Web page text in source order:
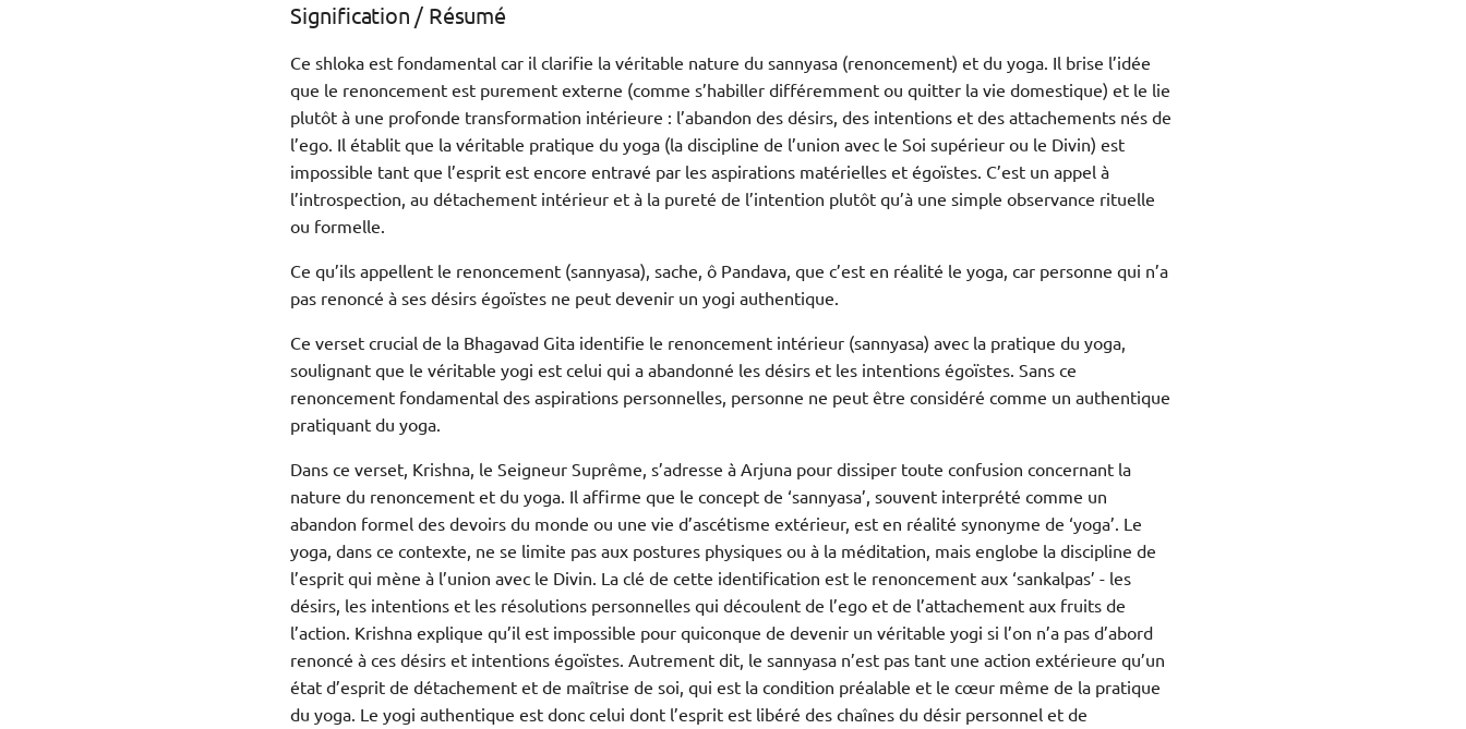
Signification / Résumé
Ce shloka est fondamental car il clarifie la véritable nature du sannyasa (renoncement) et du yoga. Il brise l’idée
que le renoncement est purement externe (comme s’habiller différemment ou quitter la vie domestique) et le lie
plutôt à une profonde transformation intérieure : l’abandon des désirs, des intentions et des attachements nés de
l’ego. Il établit que la véritable pratique du yoga (la discipline de l’union avec le Soi supérieur ou le Divin) est
impossible tant que l’esprit est encore entravé par les aspirations matérielles et égoïstes. C’est un appel à
l’introspection, au détachement intérieur et à la pureté de l’intention plutôt qu’à une simple observance rituelle
ou formelle.
Ce qu’ils appellent le renoncement (sannyasa), sache, ô Pandava, que c’est en réalité le yoga, car personne qui n’a
pas renoncé à ses désirs égoïstes ne peut devenir un yogi authentique.
Ce verset crucial de la Bhagavad Gita identifie le renoncement intérieur (sannyasa) avec la pratique du yoga,
soulignant que le véritable yogi est celui qui a abandonné les désirs et les intentions égoïstes. Sans ce
renoncement fondamental des aspirations personnelles, personne ne peut être considéré comme un authentique
pratiquant du yoga.
Dans ce verset, Krishna, le Seigneur Suprême, s’adresse à Arjuna pour dissiper toute confusion concernant la
nature du renoncement et du yoga. Il affirme que le concept de ‘sannyasa’, souvent interprété comme un
abandon formel des devoirs du monde ou une vie d’ascétisme extérieur, est en réalité synonyme de ‘yoga’. Le
yoga, dans ce contexte, ne se limite pas aux postures physiques ou à la méditation, mais englobe la discipline de
l’esprit qui mène à l’union avec le Divin. La clé de cette identification est le renoncement aux ‘sankalpas’ - les
désirs, les intentions et les résolutions personnelles qui découlent de l’ego et de l’attachement aux fruits de
l’action. Krishna explique qu’il est impossible pour quiconque de devenir un véritable yogi si l’on n’a pas d’abord
renoncé à ces désirs et intentions égoïstes. Autrement dit, le sannyasa n’est pas tant une action extérieure qu’un
état d’esprit de détachement et de maîtrise de soi, qui est la condition préalable et le cœur même de la pratique
du yoga. Le yogi authentique est donc celui dont l’esprit est libéré des chaînes du désir personnel et de